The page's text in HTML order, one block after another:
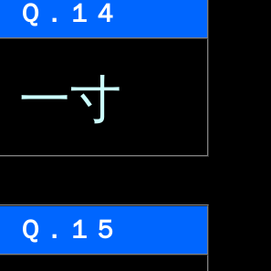
Ｑ．１４
一寸
Ｑ．１５